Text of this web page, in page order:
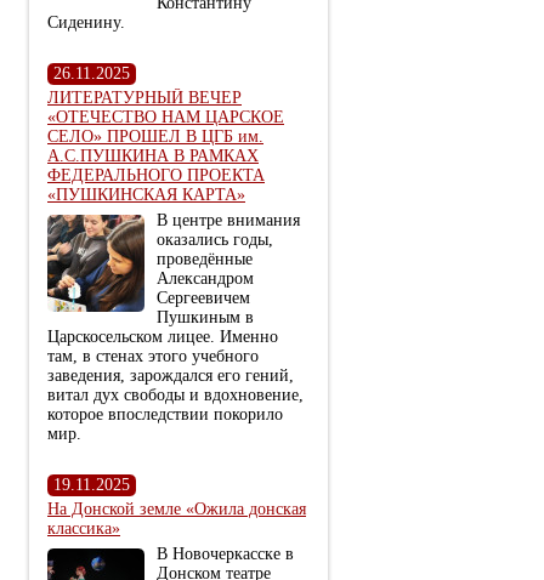
Сиденину.
26.11.2025
ЛИТЕРАТУРНЫЙ ВЕЧЕР
«ОТЕЧЕСТВО НАМ ЦАРСКОЕ
СЕЛО» ПРОШЕЛ В ЦГБ им.
А.С.ПУШКИНА В РАМКАХ
ФЕДЕРАЛЬНОГО ПРОЕКТА
«ПУШКИНСКАЯ КАРТА»
В центре внимания
оказались годы,
проведённые
Александром
Сергеевичем
Пушкиным в
Царскосельском лицее. Именно
там, в стенах этого учебного
заведения, зарождался его гений,
витал дух свободы и вдохновение,
которое впоследствии покорило
мир.
19.11.2025
На Донской земле «Ожила донская
классика»
В Новочеркасске в
Донском театре